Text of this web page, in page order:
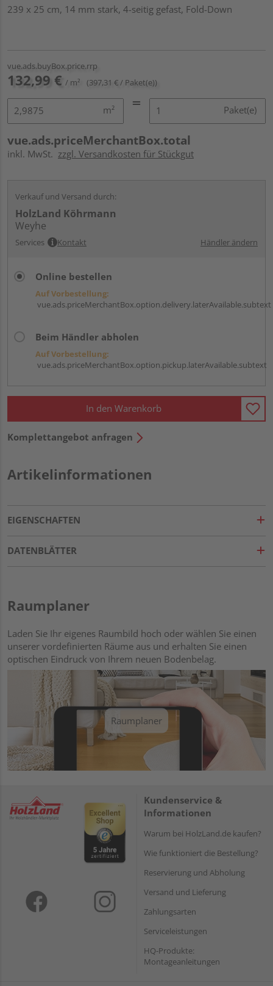
239 x 25 cm, 14 mm stark, 4-seitig gefast, Fold-Down
vue.ads.buyBox.price.rrp
132,99 € / m² (397,31 € / Paket(e))
m² Paket(e)
vue.ads.priceMerchantBox.total
inkl. MwSt. zzgl. Versandkosten für Stückgut
Verkauf und Versand durch:
HolzLand Köhrmann
Weyhe
Services Kontakt Händler ändern
Online bestellen
Auf Vorbestellung:
vue.ads.priceMerchantBox.option.delivery.laterAvailable.subtext
Beim Händler abholen
Auf Vorbestellung:
vue.ads.priceMerchantBox.option.pickup.laterAvailable.subtext
In den Warenkorb
Komplettangebot anfragen
Artikelinformationen
EIGENSCHAFTEN
DATENBLÄTTER
Raumplaner
Laden Sie Ihr eigenes Raumbild hoch oder wählen Sie einen
unserer vordefinierten Räume aus und erhalten Sie einen
optischen Eindruck von Ihrem neuen Bodenbelag.
Raumplaner
Kundenservice &
Informationen
Warum bei HolzLand.de kaufen?
Wie funktioniert die Bestellung?
Reservierung und Abholung
Versand und Lieferung
Zahlungsarten
Serviceleistungen
HQ-Produkte:
Montageanleitungen